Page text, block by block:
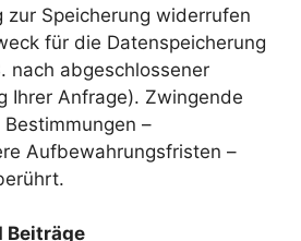
zur Speicherung widerrufen
für die Datenspeicherung
nach abgeschlossener
Ihrer Anfrage). Zwingende
–
Aufbewahrungsfristen –
Beiträge